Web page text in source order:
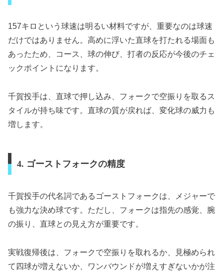
157キロという球速は明るい材料ですが、重要なのは球速
だけではありません。高めに浮いた直球を打たれる場面も
あったため、コース、球の伸び、打者の反応が今後のチェ
ックポイントになります。
千賀投手は、直球で押し込み、フォークで空振りを取るス
タイルが持ち味です。直球の質が戻れば、変化球の威力も
増します。
4. ゴーストフォークの精度
千賀投手の代名詞であるゴーストフォークは、メジャーで
も強力な決め球です。ただし、フォークは指先の感覚、腕
の振り、直球との見え方が重要です。
実戦復帰後は、フォークで空振りを取れるか、見極められ
て四球が増えないか、ワンバウンドが増えすぎないかが注